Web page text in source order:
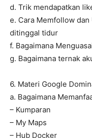
d. Trik mendapatkan
e. Cara Memfollow
ditinggal tidur
f. Bagaimana
g. Bagaimana ternak
6. Materi Google
a. Bagaimana
– Kumparan
– My Maps
– Hub Docker